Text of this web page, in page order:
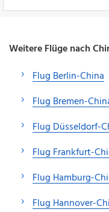
Weitere Flüge nach
Flug Berlin-China
Flug Bremen-
Flug Düsseldorf-
Flug Frankfurt-
Flug Hamburg-
Flug Hannover-